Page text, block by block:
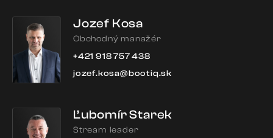
Jozef Kosa
Obchodný manažér
+421 918 757 438
jozef.kosa@bootiq.sk
Ľubomír Starek
Stream leader